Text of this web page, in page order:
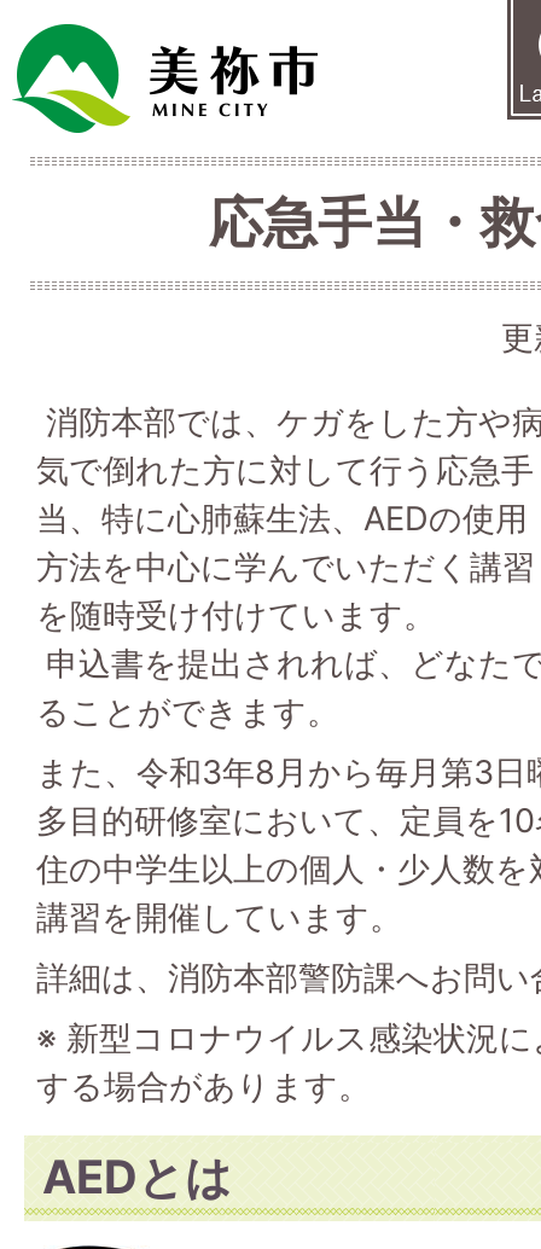
応急手当・
消防本部では、ケガをした方や
気で倒れた方に対して行う応急手
当、特に心肺蘇生法、AEDの使用
方法を中心に学んでいただく講習
を随時受け付けています。
申込書を提出されれば、どなた
ることができます。
また、令和3年8月から毎月第3日
多目的研修室において、定員を
住の中学生以上の個人・少人数
講習を開催しています。
詳細は、消防本部警防課へお問
※ 新型コロナウイルス感染状況
する場合があります。
AEDとは